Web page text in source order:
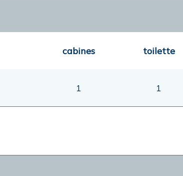
cabines toilette
1 1